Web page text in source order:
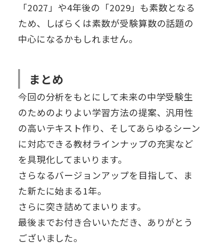
「2027」や4年後の「2029」も素数となる
ため、しばらくは素数が受験算数の話題の
中心になるかもしれません。
まとめ
今回の分析をもとにして未来の中学受験生
のためのよりよい学習方法の提案、汎用性
の高いテキスト作り、そしてあらゆるシーン
に対応できる教材ラインナップの充実など
を具現化してまいります。
さらなるバージョンアップを目指して、ま
た新たに始まる1年。
さらに突き詰めてまいります。
最後までお付き合いいただき、ありがとう
ございました。